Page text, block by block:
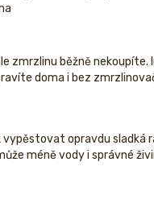
zmrzlinu běžně nekoupíte.
doma i bez
vypěstovat opravdu sladká
méně vody i správné